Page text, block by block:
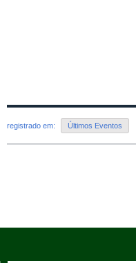
registrado em: Últimos Eventos